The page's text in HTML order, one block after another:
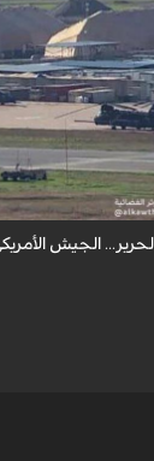
في العراق أن
قاعدة الحرير قرب
الجيش